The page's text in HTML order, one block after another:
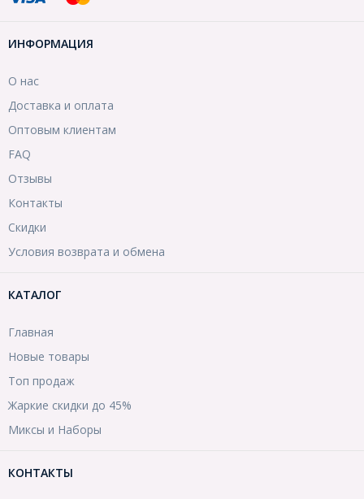
ИНФОРМАЦИЯ
О нас
Доставка и оплата
Оптовым клиентам
FAQ
Отзывы
Контакты
Скидки
Условия возврата и обмена
КАТАЛОГ
Главная
Новые товары
Топ продаж
Жаркие скидки до 45%
Миксы и Наборы
КОНТАКТЫ